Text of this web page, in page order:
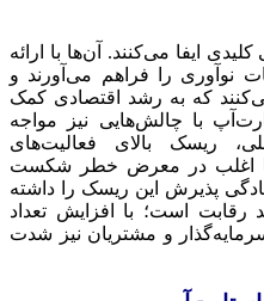
ایفا می‌کنند. آن‌ها با ارائه
نوآوری را فراهم می‌آورند و
که به رشد اقتصادی کمک
با چالش‌هایی نیز مواجه
ریسک بالای فعالیت‌های
اغلب در معرض خطر شکست
پذیرش این ریسک را داشته
رقابت است؛ با افزایش تعداد
و مشتریان نیز شدت